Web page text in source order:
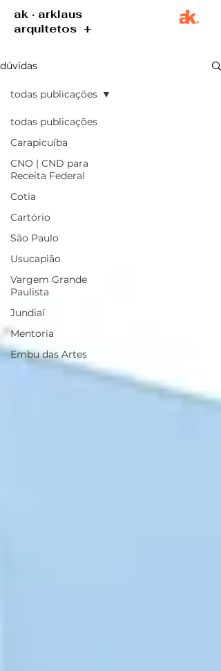
ak · arklaus
arquitetos +
dúvidas
todas publicações
Carapicuíba
CNO | CND para
Receita Federal
Cotia
Cartório
São Paulo
Usucapião
Vargem Grande
Paulista
Jundiaí
Mentoria
Embu das Artes
todas publicações